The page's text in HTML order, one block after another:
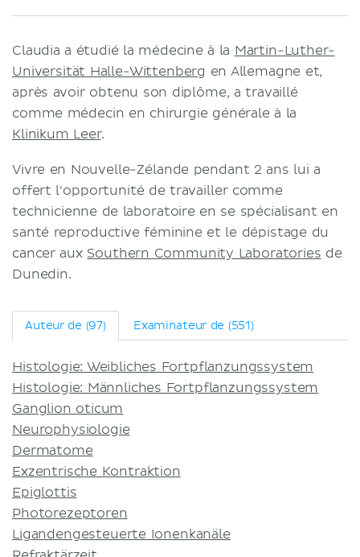
Carrières
Contact
Mentions légales
Termes et conditions
Claudia a étudié la médecine à la Martin-Luther-
Universität Halle-Wittenberg en Allemagne et,
après avoir obtenu son diplôme, a travaillé
comme médecin en chirurgie générale à la
Klinikum Leer.
Vivre en Nouvelle-Zélande pendant 2 ans lui a
offert l'opportunité de travailler comme
technicienne de laboratoire en se spécialisant en
santé reproductive féminine et le dépistage du
cancer aux Southern Community Laboratories de
Dunedin.
Auteur de (97) Examinateur de (551)
Histologie: Weibliches Fortpflanzungssystem
Histologie: Männliches Fortpflanzungssystem
Ganglion oticum
Neurophysiologie
Dermatome
Exzentrische Kontraktion
Epiglottis
Photorezeptoren
Ligandengesteuerte Ionenkanäle